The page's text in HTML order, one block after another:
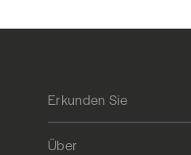
Erkunden Sie
Über